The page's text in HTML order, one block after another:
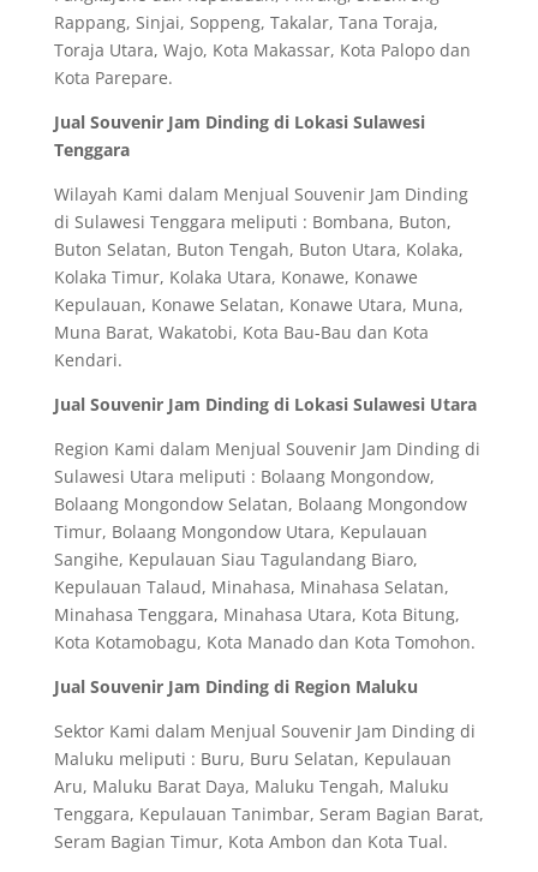
Rappang, Sinjai, Soppeng, Takalar, Tana Toraja,
Toraja Utara, Wajo, Kota Makassar, Kota Palopo dan
Kota Parepare.
Jual Souvenir Jam Dinding di Lokasi Sulawesi
Tenggara
Wilayah Kami dalam Menjual Souvenir Jam Dinding
di Sulawesi Tenggara meliputi : Bombana, Buton,
Buton Selatan, Buton Tengah, Buton Utara, Kolaka,
Kolaka Timur, Kolaka Utara, Konawe, Konawe
Kepulauan, Konawe Selatan, Konawe Utara, Muna,
Muna Barat, Wakatobi, Kota Bau-Bau dan Kota
Kendari.
Jual Souvenir Jam Dinding di Lokasi Sulawesi Utara
Region Kami dalam Menjual Souvenir Jam Dinding di
Sulawesi Utara meliputi : Bolaang Mongondow,
Bolaang Mongondow Selatan, Bolaang Mongondow
Timur, Bolaang Mongondow Utara, Kepulauan
Sangihe, Kepulauan Siau Tagulandang Biaro,
Kepulauan Talaud, Minahasa, Minahasa Selatan,
Minahasa Tenggara, Minahasa Utara, Kota Bitung,
Kota Kotamobagu, Kota Manado dan Kota Tomohon.
Jual Souvenir Jam Dinding di Region Maluku
Sektor Kami dalam Menjual Souvenir Jam Dinding di
Maluku meliputi : Buru, Buru Selatan, Kepulauan
Aru, Maluku Barat Daya, Maluku Tengah, Maluku
Tenggara, Kepulauan Tanimbar, Seram Bagian Barat,
Seram Bagian Timur, Kota Ambon dan Kota Tual.